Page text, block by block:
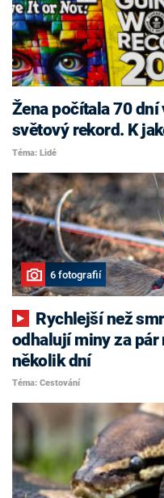
Žena počítala 70 dní
světový rekord. K
Téma: Lidé
6 fotografií
odhalují miny za
několik dní
Téma: Cestování